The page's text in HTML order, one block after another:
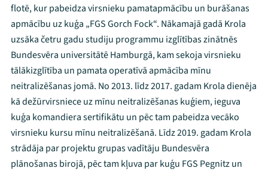
flotē, kur pabeidza virsnieku pamatapmācību un burāšanas
apmācību uz kuģa „FGS Gorch Fock“. Nākamajā gadā Krola
uzsāka četru gadu studiju programmu izglītības zinātnēs
Bundesvēra universitātē Hamburgā, kam sekoja virsnieku
tālākizglītība un pamata operatīvā apmācība mīnu
neitralizēšanas jomā. No 2013. līdz 2017. gadam Krola dienēja
kā dežūrvirsniece uz mīnu neitralizēšanas kuģiem, ieguva
kuģa komandiera sertifikātu un pēc tam pabeidza vecāko
virsnieku kursu mīnu neitralizēšanā. Līdz 2019. gadam Krola
strādāja par projektu grupas vadītāju Bundesvēra
plānošanas birojā, pēc tam kļuva par kuģu FGS Pegnitz un